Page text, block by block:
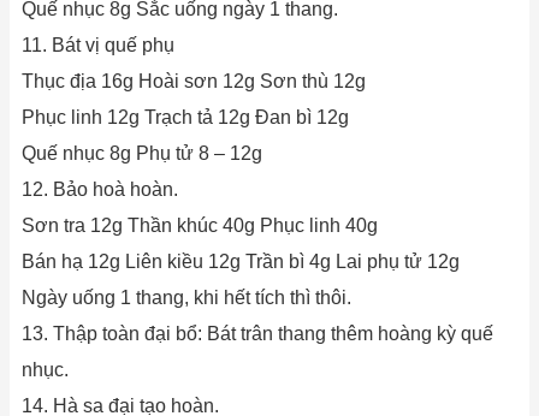
Quế nhục 8g Sắc uống ngày 1 thang.
11. Bát vị quế phụ
Thục địa 16g Hoài sơn 12g Sơn thù 12g
Phục linh 12g Trạch tả 12g Đan bì 12g
Quế nhục 8g Phụ tử 8 – 12g
12. Bảo hoà hoàn.
Sơn tra 12g Thần khúc 40g Phục linh 40g
Bán hạ 12g Liên kiều 12g Trần bì 4g Lai phụ tử 12g
Ngày uống 1 thang, khi hết tích thì thôi.
13. Thập toàn đại bổ: Bát trân thang thêm hoàng kỳ quế
nhục.
14. Hà sa đại tạo hoàn.